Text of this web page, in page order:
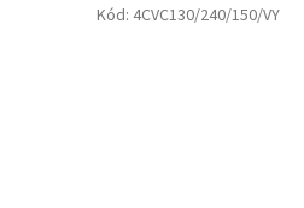
Kód: 4CVC130/240/150/VY